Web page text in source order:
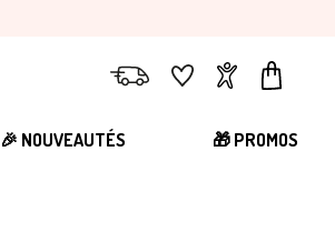
LivraisonFavorisComptePanier
🎉 NOUVEAUTÉS 🎁 PROMOS